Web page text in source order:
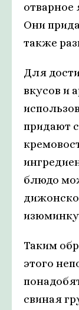
отварное
Они
также
Для
вкусов и
придают
блюдо
изюминку
Таким
этого
свиная